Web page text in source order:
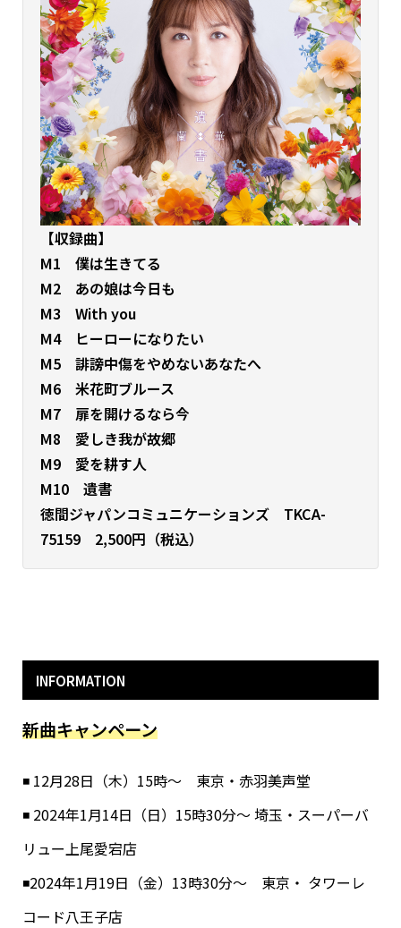
【収録曲】
M1 僕は生きてる
M2 あの娘は今日も
M3 With you
M4 ヒーローになりたい
M5 誹謗中傷をやめないあなたへ
M6 米花町ブルース
M7 扉を開けるなら今
M8 愛しき我が故郷
M9 愛を耕す人
M10 遺書
徳間ジャパンコミュニケーションズ TKCA-
75159 2,500円（税込）
INFORMATION
新曲キャンペーン
◾️ 12月28日（木）15時〜 東京・赤羽美声堂
◾️ 2024年1月14日（日）15時30分〜 埼玉・スーパーバ
リュー上尾愛宕店
◾️2024年1月19日（金）13時30分〜 東京・ タワーレ
コード八王子店